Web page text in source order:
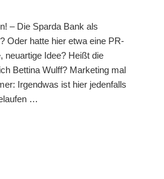
– Die Sparda Bank als
Oder hatte hier etwa eine PR-
neuartige Idee? Heißt die
Bettina Wulff? Marketing mal
Irgendwas ist hier jedenfalls
…